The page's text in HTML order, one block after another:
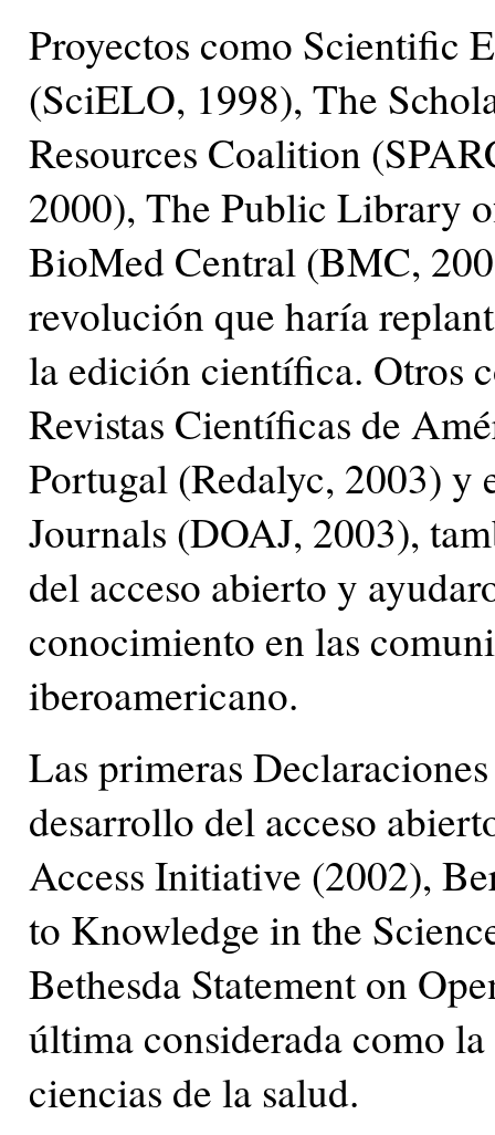
Proyectos como Scientific
(SciELO, 1998), The
Resources Coalition
2000), The Public Library
BioMed Central (BMC,
revolución que haría
la edición científica. Otros
Revistas Científicas de
Portugal (Redalyc, 2003)
Journals (DOAJ, 2003),
del acceso abierto y
conocimiento en las
iberoamericano.
Las primeras
desarrollo del acceso
Access Initiative (2002),
to Knowledge in the
Bethesda Statement on
última considerada como
ciencias de la salud.